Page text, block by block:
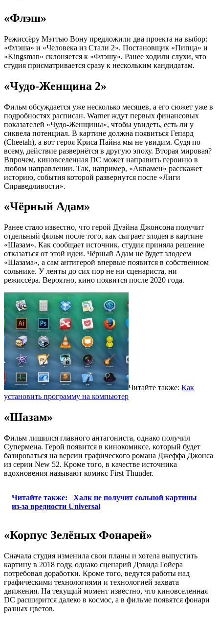
«Флэш»
Режиссёру Мэттью Вону предложили два проекта на выбор:
«Флэша» и «Человека из Стали 2». Постановщик «Пипца» и
«Kingsman» склоняется к «Флэшу». Ранее ходили слухи, что
студия присматривается сразу к нескольким кандидатам.
«Чудо-Женщина 2»
Фильм обсуждается уже несколько месяцев, а его сюжет уже в
подробностях расписан. Warner ждут первых финансовых
показателей «Чудо-Женщины», чтобы увидеть, есть ли у
сиквела потенциал. В картине должна появиться Гепард
(Cheetah), а вот героя Криса Пайна мы не увидим. Судя по
всему, действие развернётся в другую эпоху. Вторая мировая?
Впрочем, киновселенная DC может направить героиню в
любом направлении. Так, например, «Аквамен» расскажет
историю, события которой развернутся после «Лиги
Справедливости».
«Чёрный Адам»
Ранее стало известно, что герой Дуэйна Джонсона получит
отдельный фильм после того, как сыграет злодея в картине
«Шазам». Как сообщает источник, студия приняла решение
отказаться от этой идеи. Чёрный Адам не будет злодеем
«Шазама», а сам антигерой впервые появится в собственном
сольнике. У ленты до сих пор не ни сценариста, ни
режиссёра. Вероятно, кино появится после 2020 года.
Читайте также: Как
установить программу на компьютер
«Шазам»
Фильм лишился главного антагониста, однако получил
Супермена. Герой появится в кинокомиксе, который будет
базироваться на версии графического романа Джеффа Джонса
из серии New 52. Кроме того, в качестве источника
вдохновения называют комикс First Thunder.
Читайте также:
Халк не получит сольной картины
из-за вредности Universal
«Корпус Зелёных Фонарей»
Сначала студия изменила свои планы и хотела выпустить
картину в 2018 году, однако сценарий Дэвида Гойера
потребовал доработки. Кроме того, ведутся работы над
графическими технологиями и технологией захвата
движения. На текущий момент известно, что киновселенная
DC расширится далеко в космос, а в фильме появятся фонари
разных цветов.